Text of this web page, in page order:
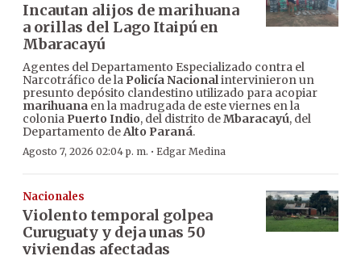
Incautan alijos de marihuana
a orillas del Lago Itaipú en
Mbaracayú
Agentes del Departamento Especializado contra el
Narcotráfico de la Policía Nacionalintervinieron un
presunto depósito clandestino utilizado para acopiar
marihuana en la madrugada de este viernes en la
colonia Puerto Indio, del distrito deMbaracayú, del
Departamento deAlto Paraná.
Agosto 7, 2026 02:04 p. m. · Edgar Medina
Nacionales
Violento temporal golpea
Curuguaty y deja unas 50
viviendas afectadas